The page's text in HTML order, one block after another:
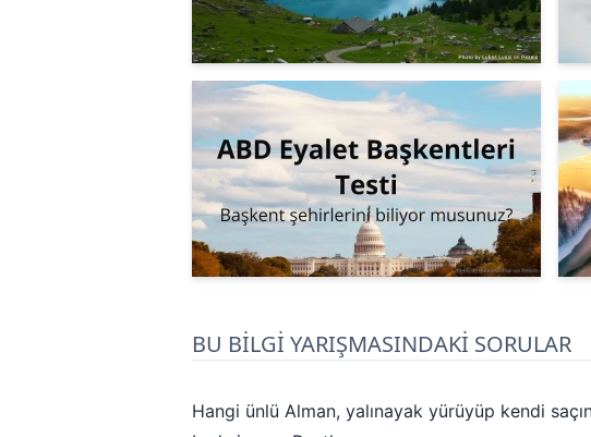
BU BİLGİ YARIŞMASINDAKİ SORULAR
Hangi ünlü Alman, yalınayak yürüyüp kendi